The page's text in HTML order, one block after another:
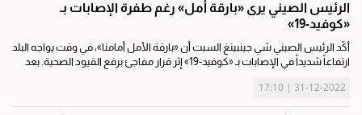
الرئيس الصيني يرى «بارقة أمل» رغم طفرة الإصابات بـ
«كوفيد-19»
أكّد الرئيس الصيني شي جينبينغ السبت أن «بارقة الأمل أمامنا»، في وقت يواجه البلد
ارتفاعاً شديداً في الإصابات بـ «كوفيد-19» إثر قرار مفاجئ برفع القيود الصحية. بعد
31-12-2022 | 17:10